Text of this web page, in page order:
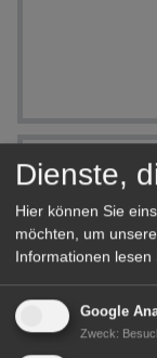
einverstanden.
Dienste,
Hier können Sie
möchten, um
Informationen lesen
Google
Zweck: